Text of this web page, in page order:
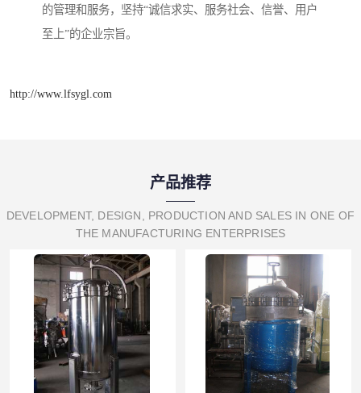
的管理和服务，坚持“诚信求实、服务社会、信誉、用户
至上”的企业宗旨。
http://www.lfsygl.com
产品推荐
DEVELOPMENT, DESIGN, PRODUCTION AND SALES IN ONE OF
THE MANUFACTURING ENTERPRISES